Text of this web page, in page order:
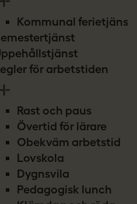
Kommunal ferietjänst
för arbetstiden
Rast och paus
Övertid för lärare
Obekväm arbetstid
Lovskola
Dygnsvila
Pedagogisk lunch